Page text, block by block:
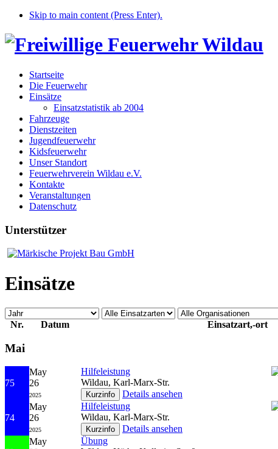
Skip to main content (Press Enter).
Startseite
Die Feuerwehr
Einsätze
Einsatzstatistik ab 2004
Fahrzeuge
Dienstzeiten
Jugendfeuerwehr
Kidsfeuerwehr
Unser Standort
Feuerwehrverein Wildau e.V.
Kontakte
Veranstaltungen
Datenschutz
Unterstützer
Einsätze
Nr. Datum Einsatzart,-ort
Mai
75
May
26
2025
Hilfeleistung
Wildau, Karl-Marx-Str.
Details ansehen
74
May
26
2025
Hilfeleistung
Wildau, Karl-Marx-Str.
Details ansehen
May
Übung